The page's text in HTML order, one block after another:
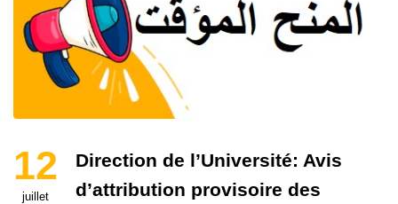
12
juillet
Direction de l’Université: Avis
d’attribution provisoire des